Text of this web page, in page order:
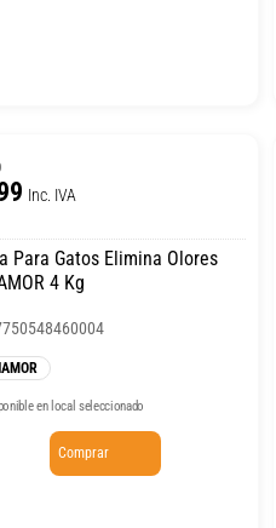
Inc. IVA
Para Gatos Elimina Olores
4 Kg
en local seleccionado
Comprar